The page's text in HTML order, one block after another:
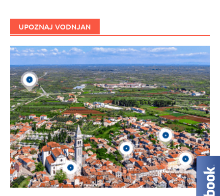
UPOZNAJ VODNJAN